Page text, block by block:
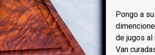
Pongo a
de jugos al
Van